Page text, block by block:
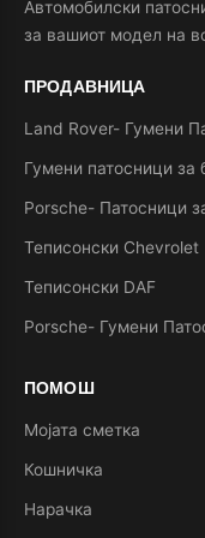
Автомобилски
за вашиот модел на
ПРОДАВНИЦА
Land Rover- Гумени
Гумени патосници за
Porsche- Патосници
Теписонски Chevrolet
Теписонски DAF
Porsche- Гумени
ПОМОШ
Мојата сметка
Кошничка
Нарачка